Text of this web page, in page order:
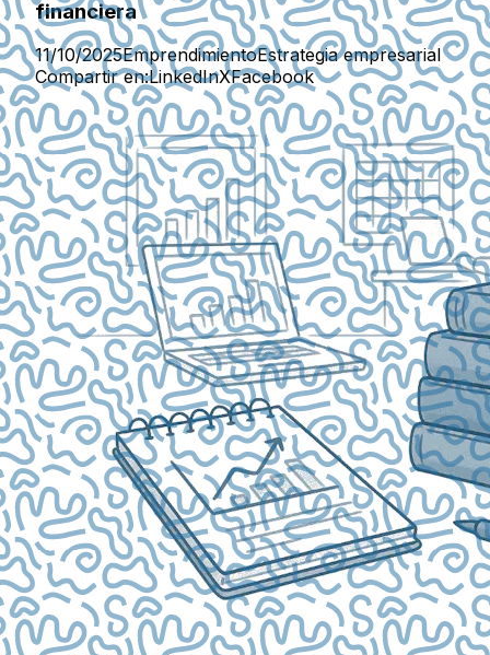
financiera
11/10/2025EmprendimientoEstrategia empresarial
Compartir en:LinkedInXFacebook